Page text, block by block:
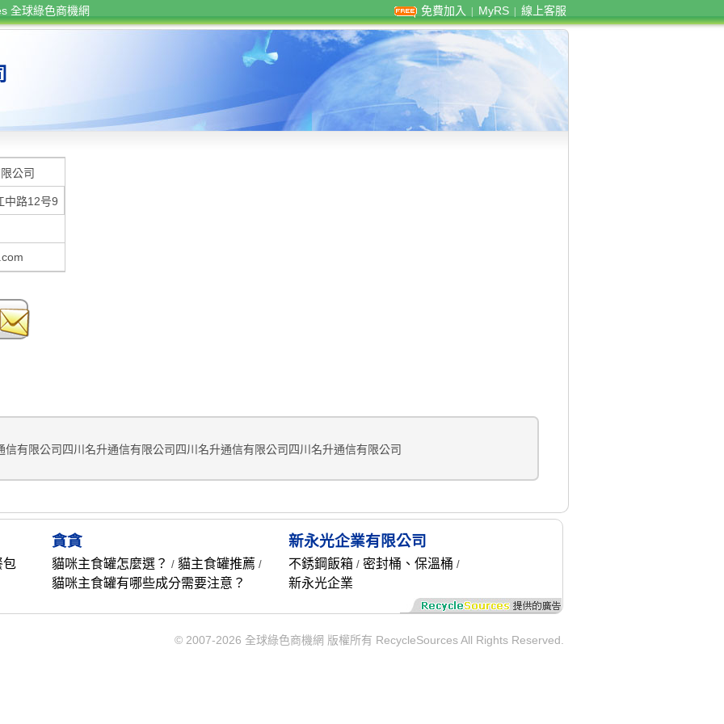
全球綠色商機網 免費加入 MyRS 線上客服
公司
中路12号9
有限公司四川名升通信有限公司四川名升通信有限公司四川名升通信有限公司
包
貪貪
貓咪主食罐怎麼選？ /貓主食罐推薦 /
貓咪主食罐有哪些成分需要注意？
新永光企業有限公司
不銹鋼飯箱 / 密封桶、保溫桶 /
新永光企業
© 2007-2026 全球綠色商機網 版權所有 RecycleSources All Rights Reserved.